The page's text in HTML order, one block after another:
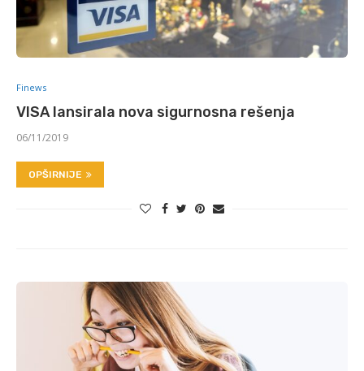
Finews
VISA lansirala nova sigurnosna rešenja
06/11/2019
OPŠIRNIJE